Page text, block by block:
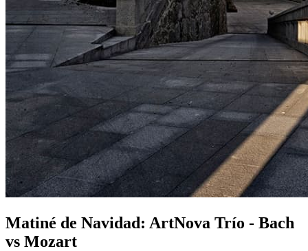
Matiné de Navidad: ArtNova Trío - Bach
vs Mozart